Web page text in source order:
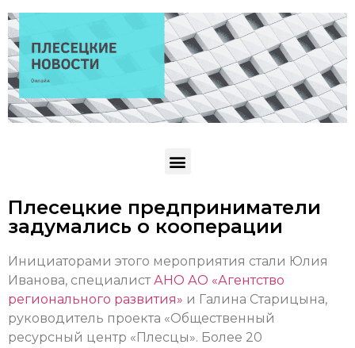
Плесецкие предприниматели
задумались о кооперации
Инициаторами этого мероприятия стали Юлия
Иванова, специалист АНО АО «Агентство
регионального развития» и Галина Старицына,
руководитель проекта «Общественный
ресурсный центр «Плесцы». Более 20